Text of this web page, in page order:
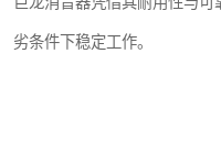
劣条件下稳定工作。